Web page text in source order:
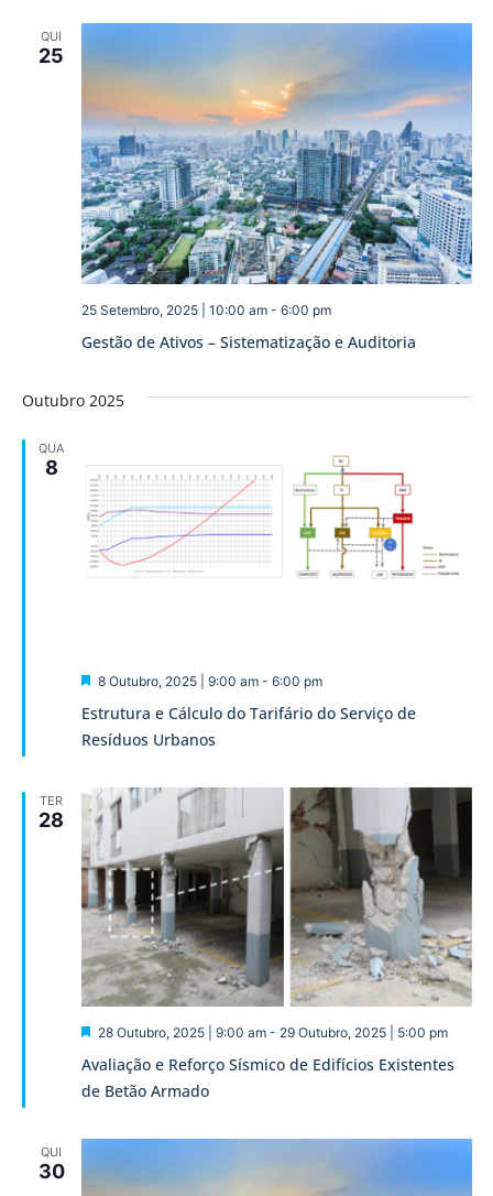
QUI
25
Gestão de Ativos – Sistematização e Auditoria
25 Setembro, 2025 | 10:00 am- 6:00 pm
Outubro 2025
QUA
8
Estrutura e Cálculo do Tarifário do Serviço de
Resíduos Urbanos
Destaque
8 Outubro, 2025 | 9:00 am- 6:00 pm
TER
28
Avaliação e Reforço Sísmico de Edifícios Existentes
de Betão Armado
Destaque
28 Outubro, 2025 | 9:00 am- 29 Outubro, 2025 | 5:00 pm
QUI
30